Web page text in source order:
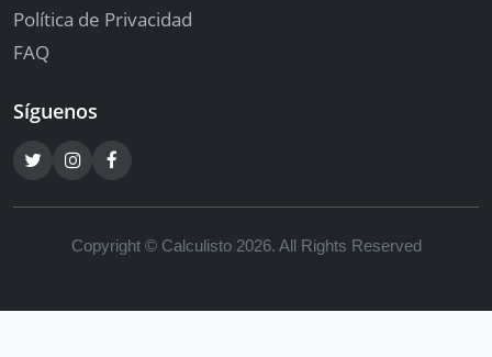
Política de Privacidad
FAQ
Síguenos
Copyright © Calculisto 2026. All Rights Reserved